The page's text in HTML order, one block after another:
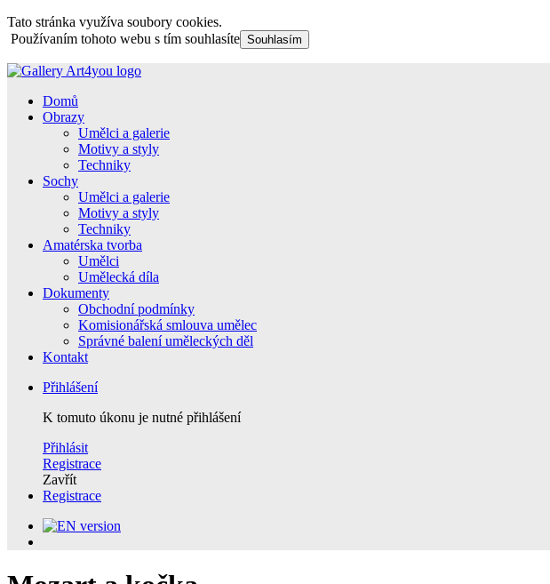
Tato stránka využíva soubory cookies.
Používaním tohoto webu s tím souhlasíte Souhlasím
Domů
Obrazy
Umělci a galerie
Motivy a styly
Techniky
Sochy
Umělci a galerie
Motivy a styly
Techniky
Amatérska tvorba
Umělci
Umělecká díla
Dokumenty
Obchodní podmínky
Komisionářská smlouva umělec
Správné balení uměleckých děl
Kontakt
Přihlášení
K tomuto úkonu je nutné přihlášení
Přihlásit
Registrace
Zavřít
Registrace